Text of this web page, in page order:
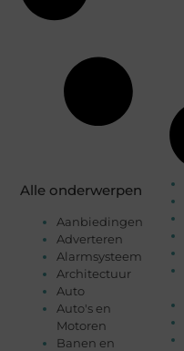
Alle onderwerpen
Aanbiedingen
Adverteren
Alarmsysteem
Architectuur
Auto
Auto's en
Motoren
Banen en